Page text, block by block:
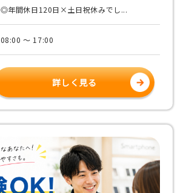
◎年間休日120日×土日祝休みでし...
08:00 ～ 17:00
詳しく見る